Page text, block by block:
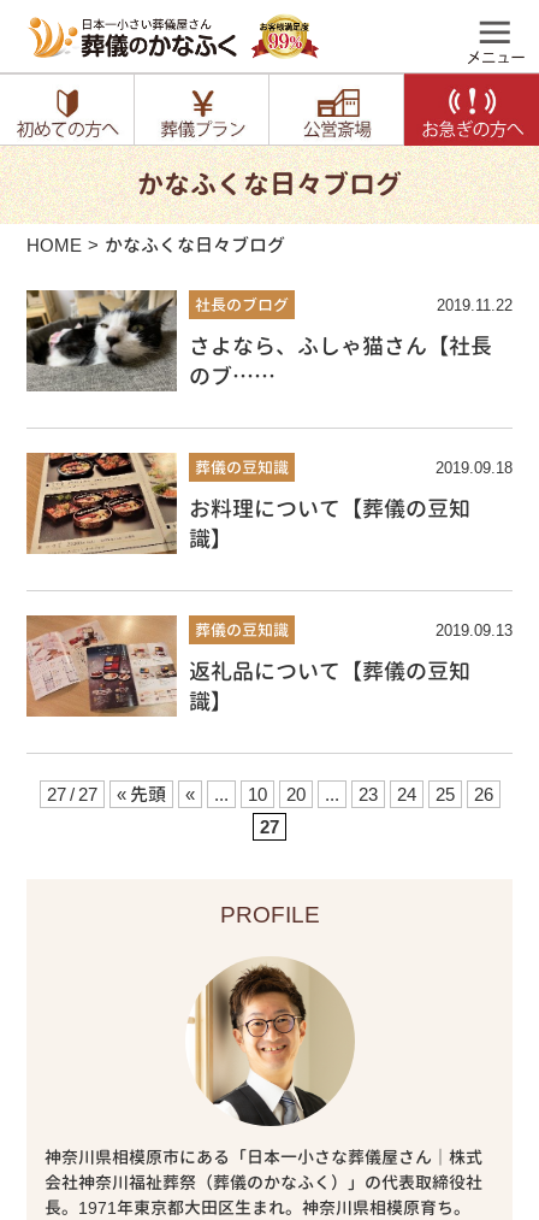
かなふくな日々ブログ
HOME かなふくな日々ブログ
2019.11.22
社長のブログ
さよなら、ふしゃ猫さん【社長
のブ……
2019.09.18
葬儀の豆知識
お料理について【葬儀の豆知
識】
2019.09.13
葬儀の豆知識
返礼品について【葬儀の豆知
識】
27 / 27 « 先頭 « ... 10 20 ... 23 24 25
26
27
PROFILE
神奈川県相模原市にある「日本一小さな葬儀屋さん｜株式
会社神奈川福祉葬祭（葬儀のかなふく）」の代表取締役社
長。1971年東京都大田区生まれ。神奈川県相模原育ち。